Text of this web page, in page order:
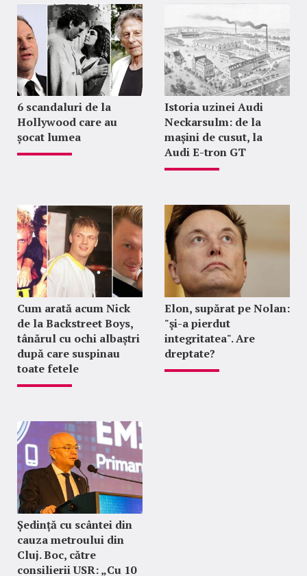
6 scandaluri de la
Hollywood care au
șocat lumea
Istoria uzinei Audi
Neckarsulm: de la
mașini de cusut, la
Audi E-tron GT
Cum arată acum Nick
de la Backstreet Boys,
tânărul cu ochi albaștri
după care suspinau
toate fetele
Elon, supărat pe Nolan:
"şi-a pierdut
integritatea". Are
dreptate?
Ședință cu scântei din
cauza metroului din
Cluj. Boc, către
consilierii USR: „Cu 10